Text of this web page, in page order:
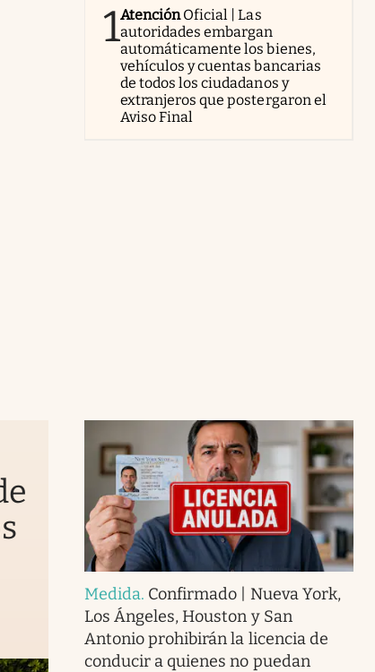
1AtenciónOficial | Las
autoridades embargan
automáticamente los bienes,
vehículos y cuentas bancarias
de todos los ciudadanos y
extranjeros que postergaron el
Aviso Final
Medida. Confirmado | Nueva York,
Los Ángeles, Houston y San
Antonio prohibirán la licencia de
conducir a quienes no puedan